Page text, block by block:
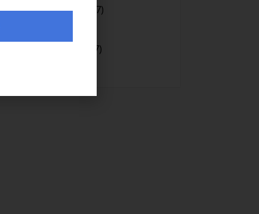
Public speaking
(7)
(127)